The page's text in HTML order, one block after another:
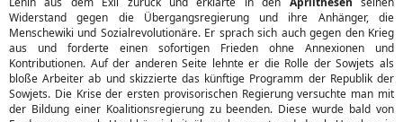
Widerstand gegen die Übergangsregierung und ihre Anhänger, die
Menschewiki und Sozialrevolutionäre. Er sprach sich auch gegen den Krieg
aus und forderte einen sofortigen Frieden ohne Annexionen und
Kontributionen. Auf der anderen Seite lehnte er die Rolle der Sowjets als
bloße Arbeiter ab und skizzierte das künftige Programm der Republik der
Sowjets. Die Krise der ersten provisorischen Regierung versuchte man mit
der Bildung einer Koalitionsregierung zu beenden. Diese wurde bald von